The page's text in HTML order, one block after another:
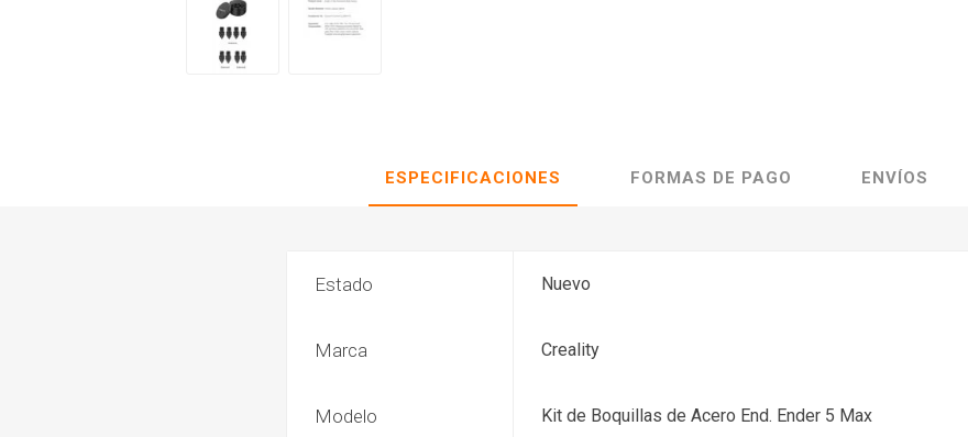
ESPECIFICACIONES FORMAS DE PAGO ENVÍOS
Estado Nuevo
Marca Creality
Modelo Kit de Boquillas de Acero End. Ender 5 Max